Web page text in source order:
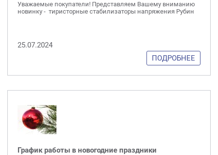
Уважаемые покупатели! Представляем Вашему вниманию
новинку - тиристорные стабилизаторы напряжения Рубин
25.07.2024
ПОДРОБНЕЕ
График работы в новогодние праздники